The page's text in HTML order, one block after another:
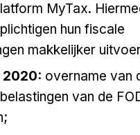
MyTax.
hun fiscale
makkelijker
2020: overname van
van de